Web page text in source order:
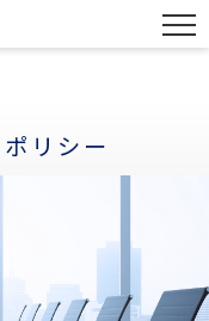
リシー